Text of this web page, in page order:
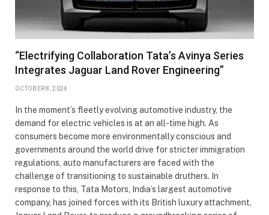
“Electrifying Collaboration Tata’s Avinya Series
Integrates Jaguar Land Rover Engineering”
OCTOBER 8, 2024
In the moment’s fleetly evolving automotive industry, the
demand for electric vehicles is at an all-time high. As
consumers become more environmentally conscious and
governments around the world drive for stricter immigration
regulations, auto manufacturers are faced with the
challenge of transitioning to sustainable druthers. In
response to this, Tata Motors, India’s largest automotive
company, has joined forces with its British luxury attachment,